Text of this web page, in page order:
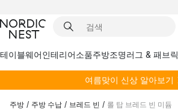
테이블웨어인테리어소품주방조명러그 & 패브릭
여름맞이 신상 알아보기
주방 / 주방 수납 / 브레드 빈 / 롤 탑 브레드 빈 미듐